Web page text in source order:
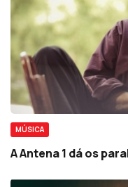
MÚSICA
A Antena 1 dá os